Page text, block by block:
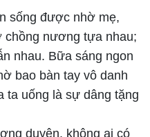
sống được nhờ mẹ,
nương tựa nhau;
nhau. Bữa sáng ngon
bao bàn tay vô danh
ta uống là sự dâng tặng
duyên, không ai có